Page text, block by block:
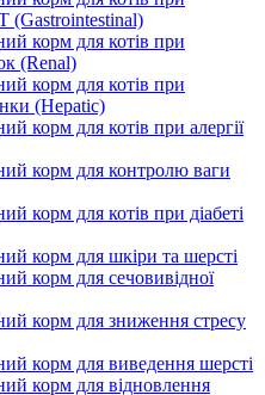
корм для котів при
(Renal)
корм для котів при
(Hepatic)
корм для котів при алергії
корм для контролю ваги
корм для котів при діабеті
корм для шкіри та шерсті
корм для сечовивідної
корм для зниження стресу
корм для виведення шерсті
корм для відновлення